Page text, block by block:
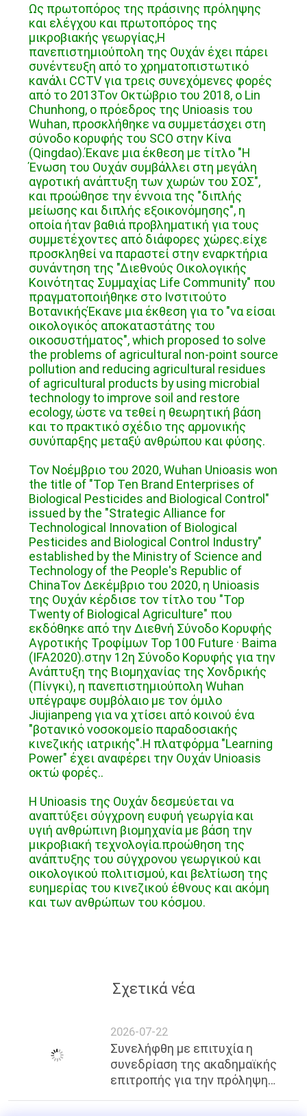
Ως πρωτοπόρος της πράσινης πρόληψης
και ελέγχου και πρωτοπόρος της
μικροβιακής γεωργίας,Η
πανεπιστημιούπολη της Ουχάν έχει πάρει
συνέντευξη από το χρηματοπιστωτικό
κανάλι CCTV για τρεις συνεχόμενες φορές
από το 2013Τον Οκτώβριο του 2018, ο Lin
Chunhong, ο πρόεδρος της Unioasis του
Wuhan, προσκλήθηκε να συμμετάσχει στη
σύνοδο κορυφής του SCO στην Κίνα
(Qingdao).Έκανε μια έκθεση με τίτλο "Η
Ένωση του Ουχάν συμβάλλει στη μεγάλη
αγροτική ανάπτυξη των χωρών του ΣΟΣ",
και προώθησε την έννοια της "διπλής
μείωσης και διπλής εξοικονόμησης", η
οποία ήταν βαθιά προβληματική για τους
συμμετέχοντες από διάφορες χώρες.είχε
προσκληθεί να παραστεί στην εναρκτήρια
συνάντηση της "Διεθνούς Οικολογικής
Κοινότητας Συμμαχίας Life Community" που
πραγματοποιήθηκε στο Ινστιτούτο
ΒοτανικήςΈκανε μια έκθεση για το "να είσαι
οικολογικός αποκαταστάτης του
οικοσυστήματος", which proposed to solve
the problems of agricultural non-point source
pollution and reducing agricultural residues
of agricultural products by using microbial
technology to improve soil and restore
ecology, ώστε να τεθεί η θεωρητική βάση
και το πρακτικό σχέδιο της αρμονικής
συνύπαρξης μεταξύ ανθρώπου και φύσης.
Τον Νοέμβριο του 2020, Wuhan Unioasis won
the title of "Top Ten Brand Enterprises of
Biological Pesticides and Biological Control"
issued by the "Strategic Alliance for
Technological Innovation of Biological
Pesticides and Biological Control Industry"
established by the Ministry of Science and
Technology of the People's Republic of
ChinaΤον Δεκέμβριο του 2020, η Unioasis
της Ουχάν κέρδισε τον τίτλο του "Top
Twenty of Biological Agriculture" που
εκδόθηκε από την Διεθνή Σύνοδο Κορυφής
Αγροτικής Τροφίμων Top 100 Future · Baima
(IFA2020).στην 12η Σύνοδο Κορυφής για την
Ανάπτυξη της Βιομηχανίας της Χονδρικής
(Πίνγκι), η πανεπιστημιούπολη Wuhan
υπέγραψε συμβόλαιο με τον όμιλο
Jiujianpeng για να χτίσει από κοινού ένα
"βοτανικό νοσοκομείο παραδοσιακής
κινεζικής ιατρικής".Η πλατφόρμα "Learning
Power" έχει αναφέρει την Ουχάν Unioasis
οκτώ φορές..
Η Unioasis της Ουχάν δεσμεύεται να
αναπτύξει σύγχρονη ευφυή γεωργία και
υγιή ανθρώπινη βιομηχανία με βάση την
μικροβιακή τεχνολογία.προώθηση της
ανάπτυξης του σύγχρονου γεωργικού και
οικολογικού πολιτισμού, και βελτίωση της
ευημερίας του κινεζικού έθνους και ακόμη
και των ανθρώπων του κόσμου.
Σχετικά νέα
2026-07-22
Συνελήφθη με επιτυχία η
συνεδρίαση της ακαδημαϊκής
επιτροπής για την πρόληψη